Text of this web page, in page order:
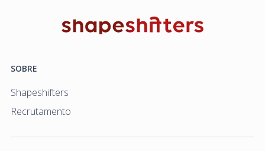
SOBRE
Shapeshifters
Recrutamento